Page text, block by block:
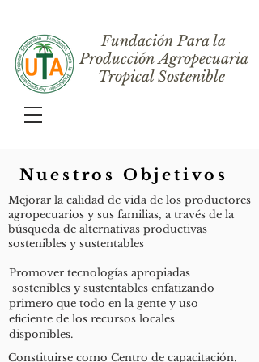
Fundación Para la
Producción Agropecuaria
Tropical Sostenible
Nuestros Objetivos
Mejorar la calidad de vida de los productores
agropecuarios y sus familias, a través de la
búsqueda de alternativas productivas
sostenibles y sustentables
Promover tecnologías apropiadas
sostenibles y sustentables enfatizando
primero que todo en la gente y uso
eficiente de los recursos locales
disponibles.
Constituirse como Centro de capacitación,